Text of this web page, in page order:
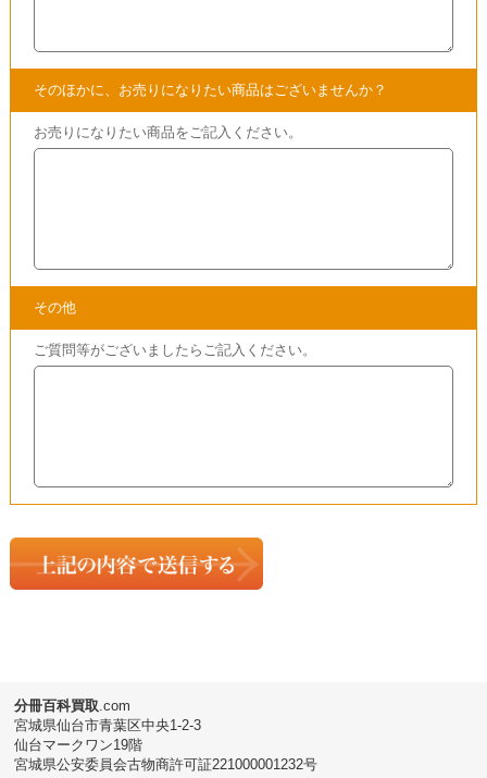
参考サイト
鷲沢玲子のはじめてのホワイトキルト
分冊百科買取.com
宮城県仙台市青葉区中央1-2-3
仙台マークワン19階
宮城県公安委員会古物商許可証221000001232号